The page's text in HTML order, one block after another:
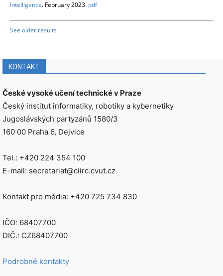
Intelligence. February 2023. pdf
See older results
KONTAKT
České vysoké učení technické v Praze
Český institut informatiky, robotiky a kybernetiky
Jugoslávských partyzánů 1580/3
160 00 Praha 6, Dejvice
Tel.: +420 224 354 100
E-mail: secretariat@ciirc.cvut.cz
Kontakt pro média: +420 725 734 830
IČO: 68407700
DIČ.: CZ68407700
Podrobné kontakty